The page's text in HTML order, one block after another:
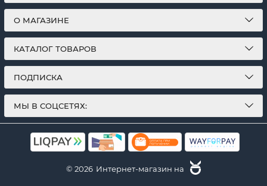
О МАГАЗИНЕ
КАТАЛОГ ТОВАРОВ
ПОДПИСКА
МЫ В СОЦСЕТЯХ:
© 2026 Интернет-магазин на